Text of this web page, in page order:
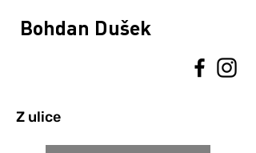
Bohdan Dušek
Z ulice